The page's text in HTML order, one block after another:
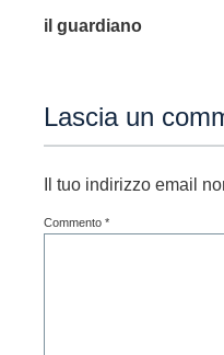
il guardiano
Lascia un
Il tuo indirizzo email
Commento *